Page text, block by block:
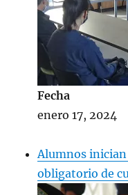
Fecha
enero 17, 2024
Alumnos inician
obligatorio de